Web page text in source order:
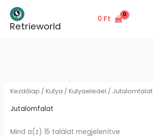
content
Retrieworld
0 Ft
Kezdőlap /Kutya /Kutyaeledel / Jutalomfalat
Jutalomfalat
Mind a(z) 15 találat megjelenítve